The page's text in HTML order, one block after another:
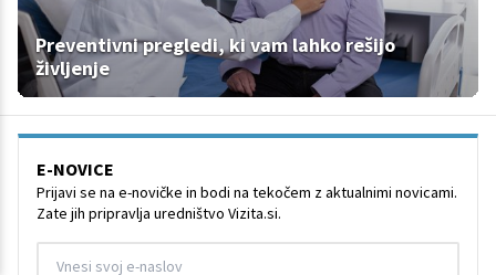
Preventivni pregledi, ki vam lahko rešijo
življenje
E-NOVICE
Prijavi se na e-novičke in bodi na tekočem z aktualnimi novicami.
Zate jih pripravlja uredništvo Vizita.si.